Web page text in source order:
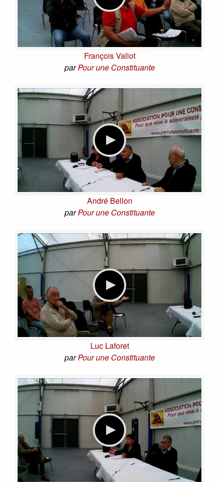
François Vallot
parPour une Constituante
André Bellon
parPour une Constituante
Luc Laforet
parPour une Constituante